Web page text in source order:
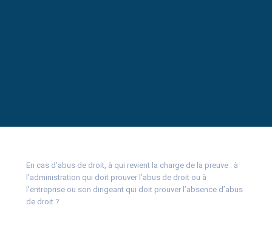
En cas d’abus de droit, à qui revient la charge de la preuve : à
l’administration qui doit prouver l’abus de droit ou à
l’entreprise ou son dirigeant qui doit prouver l’absence d’abus
de droit ?